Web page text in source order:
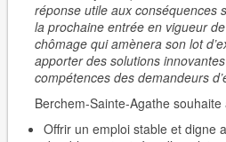
réponse utile aux conséquences
la prochaine entrée en vigueur
chômage qui amènera son lot
apporter des solutions
compétences des demandeurs
Berchem-Sainte-Agathe
Offrir un emploi stable et digne